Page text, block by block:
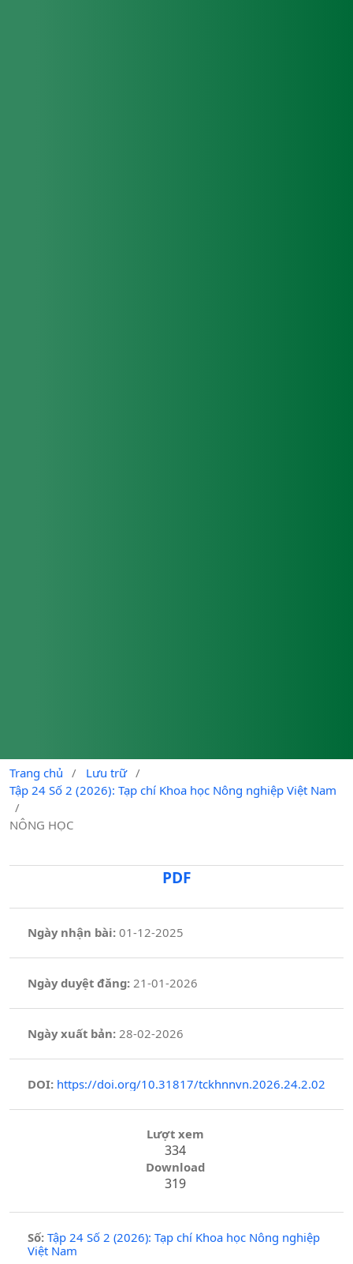
Trang chủ / Lưu trữ /
Tập 24 Số 2 (2026): Tạp chí Khoa học Nông nghiệp Việt Nam
/
NÔNG HỌC
PDF
Ngày nhận bài: 01-12-2025
Ngày duyệt đăng:21-01-2026
Ngày xuất bản: 28-02-2026
DOI: https://doi.org/10.31817/tckhnnvn.2026.24.2.02
Lượt xem
334
Download
319
Số: Tập 24 Số 2 (2026): Tạp chí Khoa học Nông nghiệp
Việt Nam